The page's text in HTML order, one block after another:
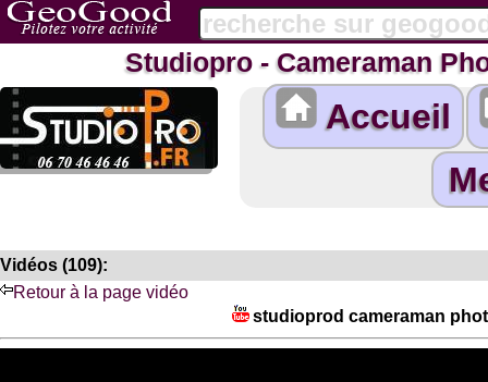
Studiopro - Cameraman
Accueil
Vidéos (109):
Retour à la page vidéo
studioprod cameraman